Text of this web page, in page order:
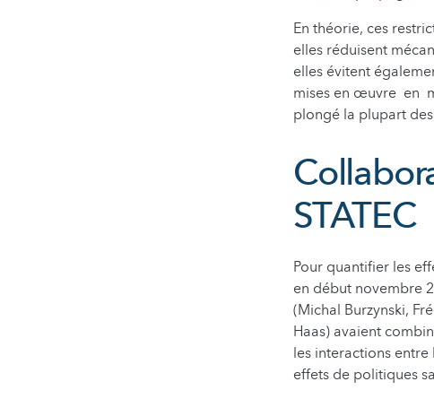
En théorie, ces
elles réduisent
elles évitent
mises en œuvre en
plongé la plupart
STATEC
Pour quantifier les
en début novembre
(Michal Burzynski,
Haas) avaient
les interactions
effets de politiques